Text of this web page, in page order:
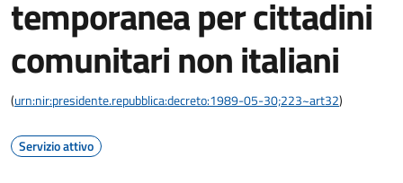
temporanea per cittadini
comunitari non italiani
(urn:nir:presidente.repubblica:decreto:1989-05-30;223~art32)
Servizio attivo